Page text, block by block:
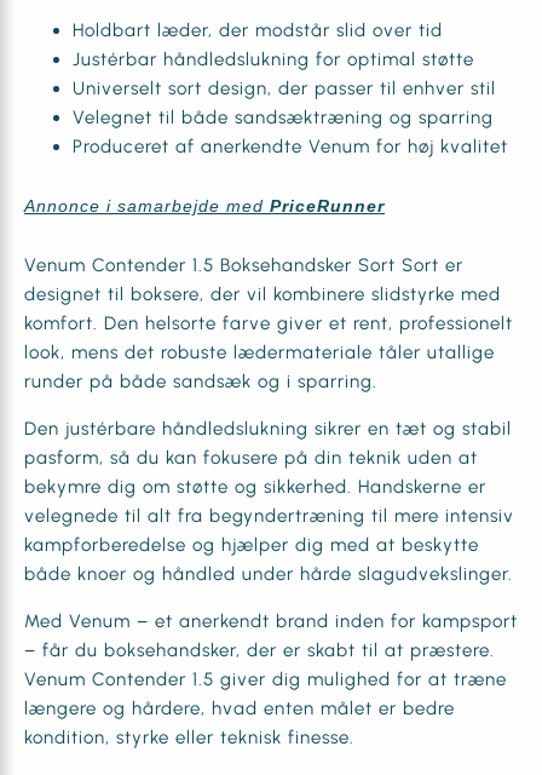
Holdbart læder, der modstår slid over tid
Justérbar håndledslukning for optimal støtte
Universelt sort design, der passer til enhver stil
Velegnet til både sandsæktræning og sparring
Produceret af anerkendte Venum for høj kvalitet
Annonce i samarbejde med PriceRunner
Venum Contender 1.5 Boksehandsker Sort Sort er
designet til boksere, der vil kombinere slidstyrke med
komfort. Den helsorte farve giver et rent, professionelt
look, mens det robuste lædermateriale tåler utallige
runder på både sandsæk og i sparring.
Den justérbare håndledslukning sikrer en tæt og stabil
pasform, så du kan fokusere på din teknik uden at
bekymre dig om støtte og sikkerhed. Handskerne er
velegnede til alt fra begyndertræning til mere intensiv
kampforberedelse og hjælper dig med at beskytte
både knoer og håndled under hårde slagudvekslinger.
Med Venum – et anerkendt brand inden for kampsport
– får du boksehandsker, der er skabt til at præstere.
Venum Contender 1.5 giver dig mulighed for at træne
længere og hårdere, hvad enten målet er bedre
kondition, styrke eller teknisk finesse.